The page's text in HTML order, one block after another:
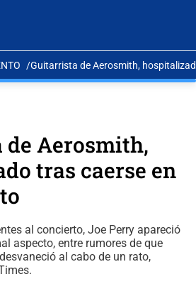
Guitarrista de Aerosmith,
Aerosmith,
tras caerse en
al concierto, Joe Perry apareció
aspecto, entre rumores de que
al cabo de un rato,